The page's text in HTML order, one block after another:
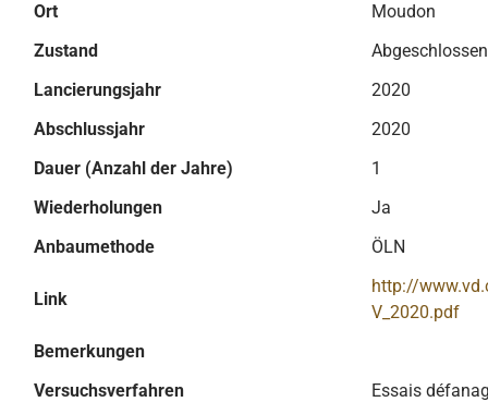
Ort
Moudon
Zustand
Abgeschlossen
Lancierungsjahr
2020
Abschlussjahr
2020
Dauer (Anzahl der Jahre)
1
Wiederholungen
Ja
Anbaumethode
ÖLN
Link
http://
V_2020.pdf
Bemerkungen
Versuchsverfahren
Essais